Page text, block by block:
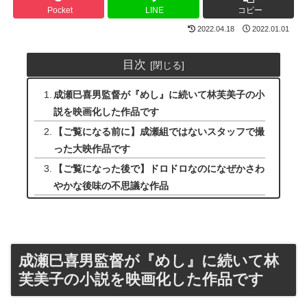
Pocket LINE コピー
2022.04.18 2022.01.01
目次
成瀬巳喜男監督が『めし』に続いて林芙美子の小
説を映画化した作品です
【ご覧になる前に】成瀬組ではないスタッフで撮
った大映作品です
【ご覧になった後で】ドロドロなのになぜかさわ
やかな後味の不思議な作品
成瀬巳喜男監督が『めし』に続いて林
芙美子の小説を映画化した作品です